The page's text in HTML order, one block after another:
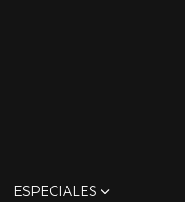
ESPECIALES